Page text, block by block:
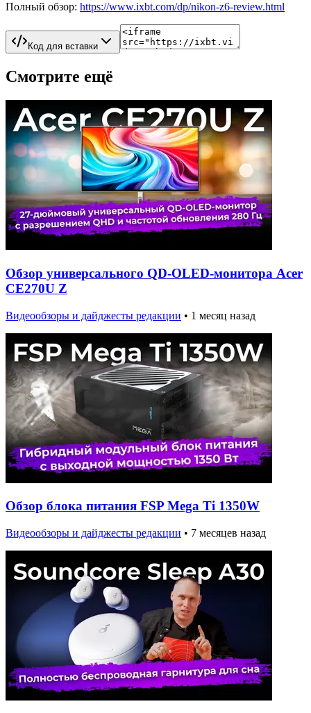
Полный обзор: https://www.ixbt.com/dp/nikon-z6-review.html
Код для вставки
Смотрите ещё
Обзор универсального QD-OLED-монитора Acer
CE270U Z
Видеообзоры и дайджесты редакции • 1 месяц назад
Обзор блока питания FSP Mega Ti 1350W
Видеообзоры и дайджесты редакции • 7 месяцев назад